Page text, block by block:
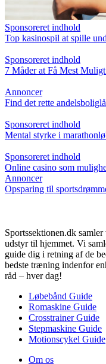
Sponsoreret indhold
Top kasinospil at spille
Sponsoreret indhold
7 Måder at Få Mest
Annoncer
Find det rette
Sponsoreret indhold
Mental styrke i
Sponsoreret indhold
Online casino som
Annoncer
Opsparing til
Sportssektionen.dk
udstyr til hjemmet. Vi
guide dig i retning af de
bedste træning indenfor
råd – hver dag!
Løbebånd Guide
Romaskine Guide
Crosstrainer Guide
Stepmaskine Guide
Motionscykel Guide
Om os